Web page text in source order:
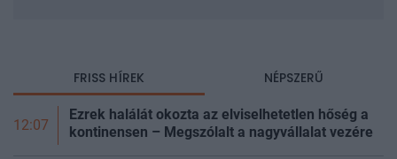
FRISS HÍREK NÉPSZERŰ
12:07
Ezrek halálát okozta az elviselhetetlen hőség a
kontinensen – Megszólalt a nagyvállalat vezére